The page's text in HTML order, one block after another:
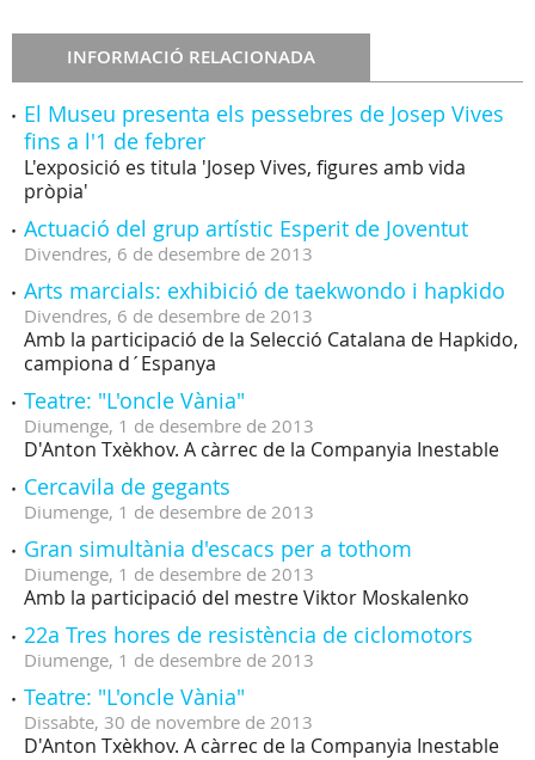
INFORMACIÓ RELACIONADA
El Museu presenta els pessebres de Josep Vives
fins a l'1 de febrer
L'exposició es titula 'Josep Vives, figures amb vida
pròpia'
Actuació del grup artístic Esperit de Joventut
Divendres, 6 de desembre de 2013
Arts marcials: exhibició de taekwondo i hapkido
Divendres, 6 de desembre de 2013
Amb la participació de la Selecció Catalana de Hapkido,
campiona d´Espanya
Teatre: "L'oncle Vània"
Diumenge, 1 de desembre de 2013
D'Anton Txèkhov. A càrrec de la Companyia Inestable
Cercavila de gegants
Diumenge, 1 de desembre de 2013
Gran simultània d'escacs per a tothom
Diumenge, 1 de desembre de 2013
Amb la participació del mestre Viktor Moskalenko
22a Tres hores de resistència de ciclomotors
Diumenge, 1 de desembre de 2013
Teatre: "L'oncle Vània"
Dissabte, 30 de novembre de 2013
D'Anton Txèkhov. A càrrec de la Companyia Inestable